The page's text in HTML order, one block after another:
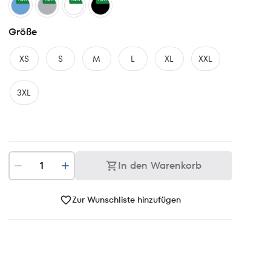
Größe
XS S M L XL XXL
3XL
In den Warenkorb
Zur Wunschliste hinzufügen